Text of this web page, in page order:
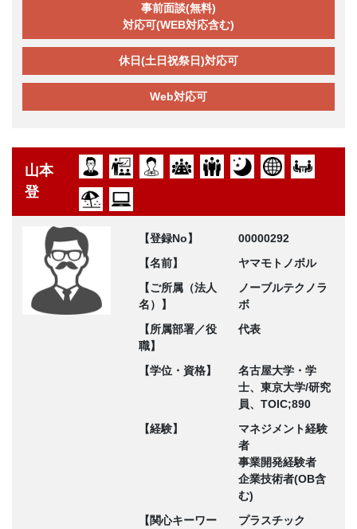
事前面談(無料)
対応可(WEB対応含む)
休日(土日祝祭日)対応可
Web対応可
山本
登
【登録No】
00000292
【名前】
ヤマモトノボル
【ご所属（法人
名）】
ノーブルテクノラ
ボ
【所属部署／役
職】
代表
【学位・資格】
名古屋大学・学
士、東京大学/研究
員、TOIC;890
【経験】
マネジメント経験
者
事業開発経験者
企業技術者(OB含
む)
【関心キーワー
プラスチック